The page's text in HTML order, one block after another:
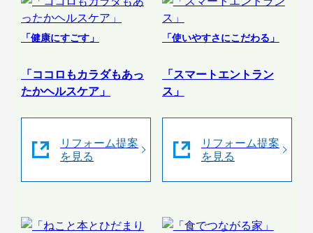
「健康にすごす」
「ココロもカラダもあっ
たかヘルスケア」
リフォーム提案
を見る
「使いやすさにこだわる」
「スマートエントラン
ス」
リフォーム提案
を見る